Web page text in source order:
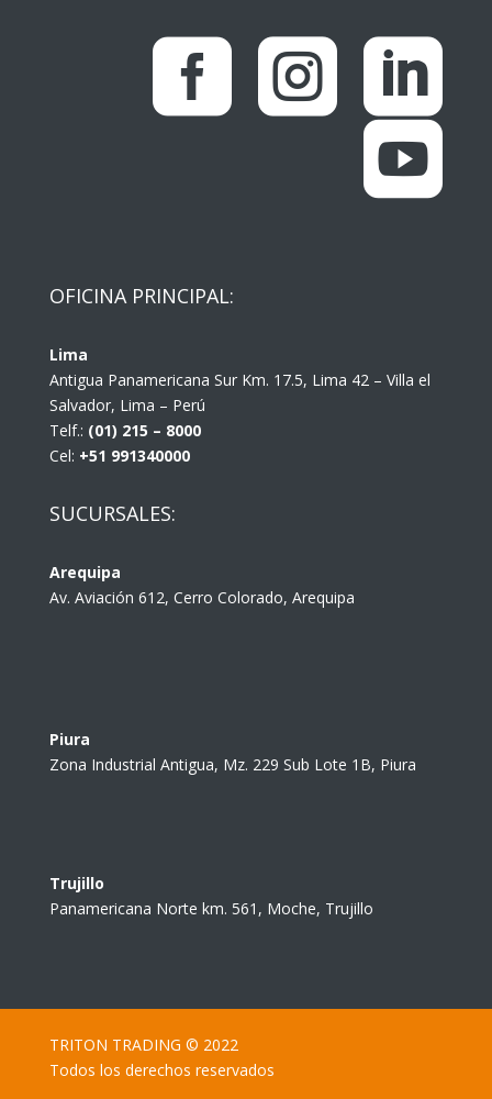
  

OFICINA PRINCIPAL:
Lima
Antigua Panamericana Sur Km. 17.5, Lima 42 – Villa el
Salvador, Lima – Perú
Telf.: (01) 215 – 8000
Cel: +51 991340000
SUCURSALES:
Arequipa
Av. Aviación 612, Cerro Colorado, Arequipa
Piura
Zona Industrial Antigua, Mz. 229 Sub Lote 1B, Piura
Trujillo
Panamericana Norte km. 561, Moche, Trujillo
TRITON TRADING © 2022
Todos los derechos reservados